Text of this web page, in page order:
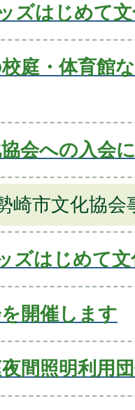
ズはじめて
庭・体育館
会への入会
崎市文化協会
ズはじめて
開催します
間照明利用